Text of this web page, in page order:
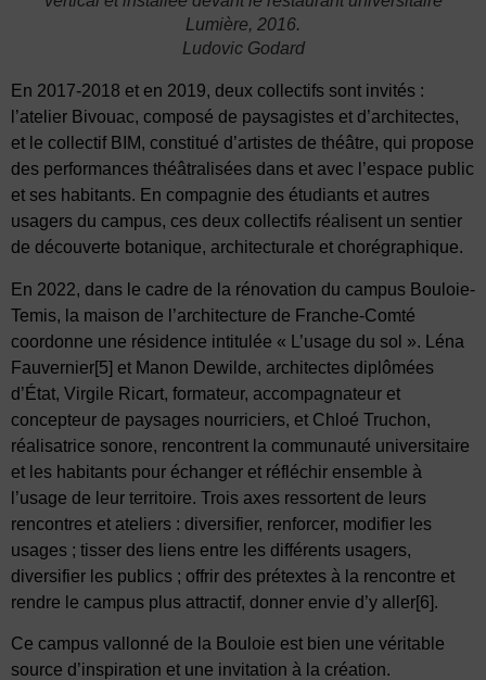
Lumière, 2016.
Ludovic Godard
En 2017-2018 et en 2019, deux collectifs sont invités :
l’atelier Bivouac, composé de paysagistes et d’architectes,
et le collectif BIM, constitué d’artistes de théâtre, qui propose
des performances théâtralisées dans et avec l’espace public
et ses habitants. En compagnie des étudiants et autres
usagers du campus, ces deux collectifs réalisent un sentier
de découverte botanique, architecturale et chorégraphique.
En 2022, dans le cadre de la rénovation du campus Bouloie-
Temis, la maison de l’architecture de Franche-Comté
coordonne une résidence intitulée « L’usage du sol ». Léna
Fauvernier[5] et Manon Dewilde, architectes diplômées
d’État, Virgile Ricart, formateur, accompagnateur et
concepteur de paysages nourriciers, et Chloé Truchon,
réalisatrice sonore, rencontrent la communauté universitaire
et les habitants pour échanger et réfléchir ensemble à
l’usage de leur territoire. Trois axes ressortent de leurs
rencontres et ateliers : diversifier, renforcer, modifier les
usages ; tisser des liens entre les différents usagers,
diversifier les publics ; offrir des prétextes à la rencontre et
rendre le campus plus attractif, donner envie d’y aller[6].
Ce campus vallonné de la Bouloie est bien une véritable
source d’inspiration et une invitation à la création.